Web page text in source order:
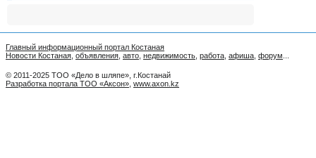
Главный информационный портал Костаная
Новости Костаная объявления авто недвижимость работа афиша форум
© 2011-2025 ТОО «Дело в шляпе», г.Костанай
Разработка портала ТОО «Аксон» www.axon.kz